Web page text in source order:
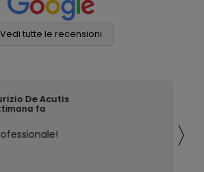
Vedi tutte le recensioni
De Acutis
fa
〉